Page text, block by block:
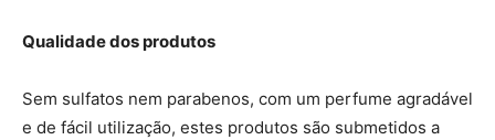
Qualidade dos produtos
Sem sulfatos nem parabenos, com um perfume agradável
e de fácil utilização, estes produtos são submetidos a